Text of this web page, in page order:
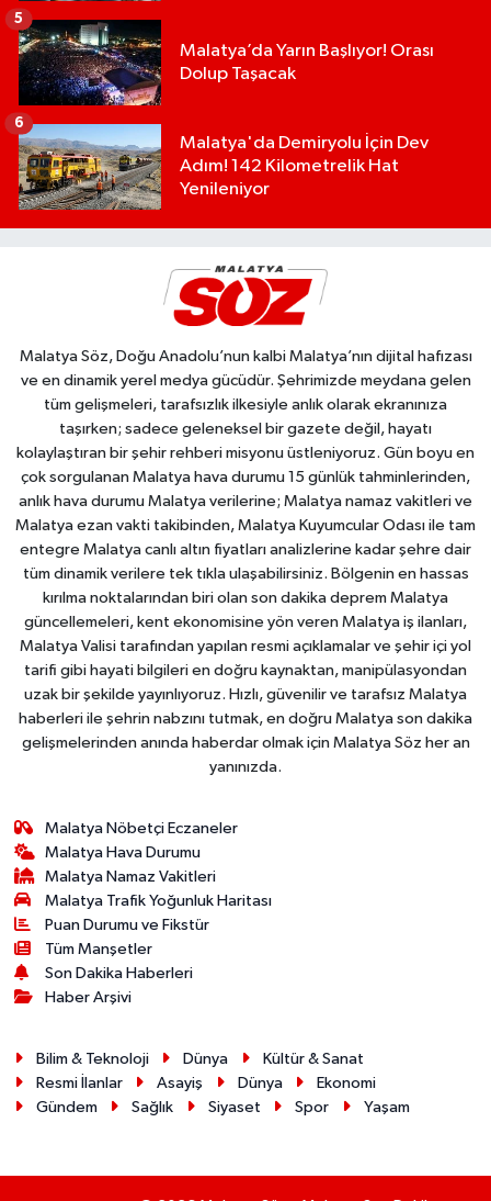
Malatya’da Yarın Başlıyor! Orası
Dolup Taşacak
5
Malatya'da Demiryolu İçin Dev
Adım! 142 Kilometrelik Hat
Yenileniyor
6
Malatya Söz, Doğu Anadolu’nun kalbi Malatya’nın dijital hafızası
ve en dinamik yerel medya gücüdür. Şehrimizde meydana gelen
tüm gelişmeleri, tarafsızlık ilkesiyle anlık olarak ekranınıza
taşırken; sadece geleneksel bir gazete değil, hayatı
kolaylaştıran bir şehir rehberi misyonu üstleniyoruz. Gün boyu en
çok sorgulanan Malatya hava durumu 15 günlük tahminlerinden,
anlık hava durumu Malatya verilerine; Malatya namaz vakitleri ve
Malatya ezan vakti takibinden, Malatya Kuyumcular Odası ile tam
entegre Malatya canlı altın fiyatları analizlerine kadar şehre dair
tüm dinamik verilere tek tıkla ulaşabilirsiniz. Bölgenin en hassas
kırılma noktalarından biri olan son dakika deprem Malatya
güncellemeleri, kent ekonomisine yön veren Malatya iş ilanları,
Malatya Valisi tarafından yapılan resmi açıklamalar ve şehir içi yol
tarifi gibi hayati bilgileri en doğru kaynaktan, manipülasyondan
uzak bir şekilde yayınlıyoruz. Hızlı, güvenilir ve tarafsız Malatya
haberleri ile şehrin nabzını tutmak, en doğru Malatya son dakika
gelişmelerinden anında haberdar olmak için Malatya Söz her an
yanınızda.
Malatya Nöbetçi Eczaneler
Malatya Hava Durumu
Malatya Namaz Vakitleri
Malatya Trafik Yoğunluk Haritası
Puan Durumu ve Fikstür
Tüm Manşetler
Son Dakika Haberleri
Haber Arşivi
Bilim & Teknoloji Dünya
Kültür & Sanat
Resmi İlanlar
Asayiş Dünya
Ekonomi
Gündem
Sağlık Siyaset Spor Yaşam